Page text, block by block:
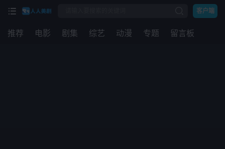
客户端
推荐 电影 剧集 综艺 动漫 专题 留言板